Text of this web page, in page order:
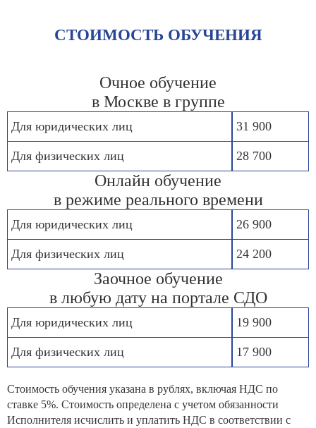
СТОИМОСТЬ ОБУЧЕНИЯ
Очное обучение
в Москве в группе
Для юридических лиц
Для физических лиц
31 900
28 700
Онлайн обучение
в режиме реального времени
Для юридических лиц
Для физических лиц
26 900
24 200
Заочное обучение
в любую дату на портале СДО
Для юридических лиц
Для физических лиц
19 900
17 900
Стоимость обучения указана в рублях, включая НДС по
ставке 5%. Стоимость определена с учетом обязанности
Исполнителя исчислить и уплатить НДС в соответствии с